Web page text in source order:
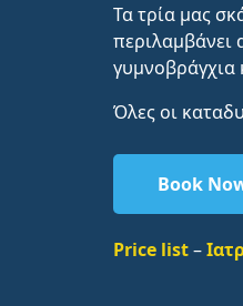
Τα τρία μας
περιλαμβάνει
γυμνοβράγχια
Όλες οι
Book
Price list–